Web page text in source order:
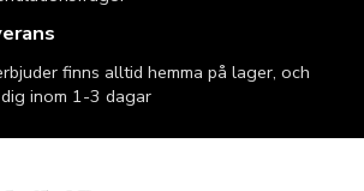
finns alltid hemma på lager, och
inom 1-3 dagar